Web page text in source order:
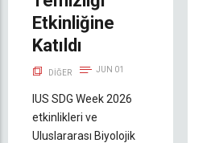
Etkinliğine
Katıldı
DIĞER JUN 01
IUS SDG Week 2026
etkinlikleri ve
Uluslararası Biyolojik